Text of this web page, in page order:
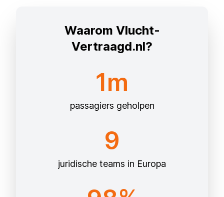
Waarom Vlucht-
Vertraagd.nl?
1m
passagiers geholpen
9
juridische teams in Europa